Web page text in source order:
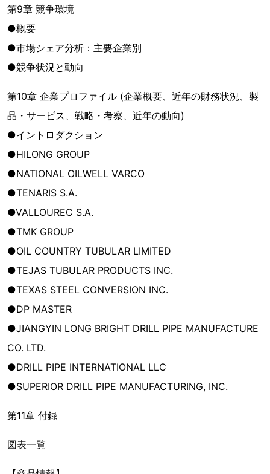
第9章 競争環境
●概要
●市場シェア分析：主要企業別
●競争状況と動向
第10章 企業プロファイル (企業概要、近年の財務状況、製
品・サービス、戦略・考察、近年の動向)
●イントロダクション
●HILONG GROUP
●NATIONAL OILWELL VARCO
●TENARIS S.A.
●VALLOUREC S.A.
●TMK GROUP
●OIL COUNTRY TUBULAR LIMITED
●TEJAS TUBULAR PRODUCTS INC.
●TEXAS STEEL CONVERSION INC.
●DP MASTER
●JIANGYIN LONG BRIGHT DRILL PIPE MANUFACTURE
CO. LTD.
●DRILL PIPE INTERNATIONAL LLC
●SUPERIOR DRILL PIPE MANUFACTURING, INC.
第11章 付録
図表一覧